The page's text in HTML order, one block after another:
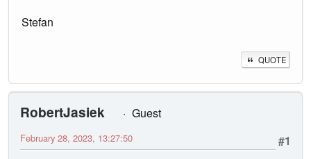
Stefan
QUOTE
RobertJasiek
Guest
#1
February 28, 2023, 13:27:50